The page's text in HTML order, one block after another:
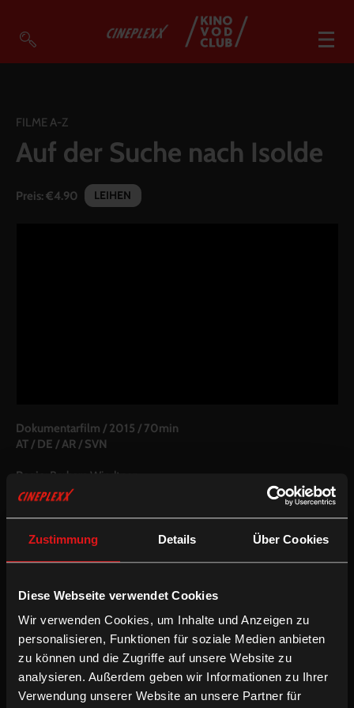
Zustimmung Details Über Cookies
Diese Webseite verwendet Cookies
Wir verwenden Cookies, um Inhalte und Anzeigen zu
personalisieren, Funktionen für soziale Medien anbieten
zu können und die Zugriffe auf unsere Website zu
analysieren. Außerdem geben wir Informationen zu Ihrer
Verwendung unserer Website an unsere Partner für
Filmpakete
FILME A-Z
Auf der Suche nach Isolde
Preis:€4.90 LEIHEN
Dokumentarfilm / 2015 / 70min
AT / DE / AR / SVN
Regie: Barbara Windtner
Drehbuch:Barbara Windtner, Ulrike Hager
Marcos Puras, Barbara Windtner, Iván Marín, Ulrike
Hager
Schnitt:Barbara Windtner
Mehrsprachige OV mit enUT
Dokumentarfilm /Englische UT/ Europäischer Film/
International